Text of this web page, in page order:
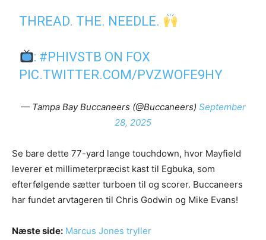
THREAD. THE. NEEDLE.
: #PHIVSTB ON FOX
PIC.TWITTER.COM/PVZWOFE9HY
— Tampa Bay Buccaneers (@Buccaneers) September
28, 2025
Se bare dette 77-yard lange touchdown, hvor Mayfield
leverer et millimeterpræcist kast til Egbuka, som
efterfølgende sætter turboen til og scorer. Buccaneers
har fundet arvtageren til Chris Godwin og Mike Evans!
Næste side: Marcus Jones tryller